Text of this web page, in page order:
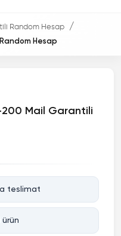
Random Hesap
Hesap
Mail Garantili
teslimat